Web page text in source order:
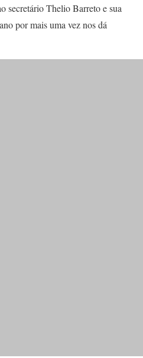
secretário Thelio Barreto e sua
por mais uma vez nos dá